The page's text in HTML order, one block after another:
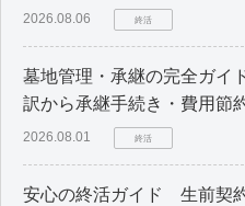
2026.08.06 終活
墓地管理・承継の完全ガ
訳から承継手続き・費用節
2026.08.01 終活
安心の終活ガイド 生前契